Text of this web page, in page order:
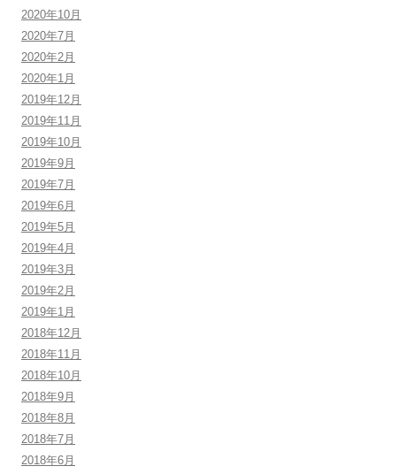
2020年10月
2020年7月
2020年2月
2020年1月
2019年12月
2019年11月
2019年10月
2019年9月
2019年7月
2019年6月
2019年5月
2019年4月
2019年3月
2019年2月
2019年1月
2018年12月
2018年11月
2018年10月
2018年9月
2018年8月
2018年7月
2018年6月